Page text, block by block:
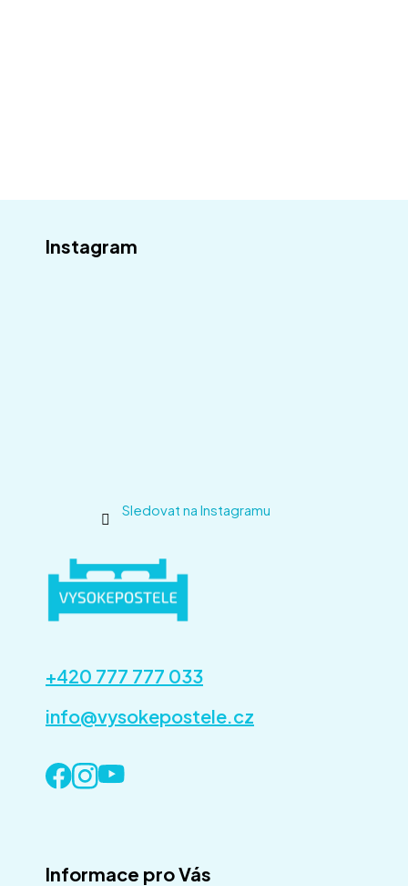
Instagram
Sledovat na Instagramu
+420 777 777 033
info@vysokepostele.cz
Informace pro Vás